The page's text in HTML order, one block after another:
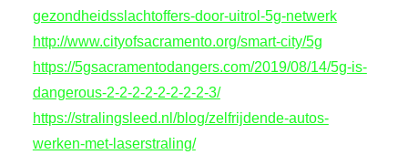
gezondheidsslachtoffers-door-uitrol-5g-netwerk
http://www.cityofsacramento.org/smart-city/5g
https://5gsacramentodangers.com/2019/08/14/5g-is-
dangerous-2-2-2-2-2-2-2-2-3/
https://stralingsleed.nl/blog/zelfrijdende-autos-
werken-met-laserstraling/